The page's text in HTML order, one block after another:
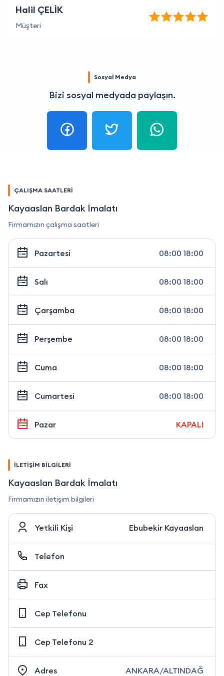
Halil ÇELİK
Müşteri
Sosyal Medya
Bizi sosyal medyada paylaşın.
ÇALIŞMA SAATLERİ
Kayaaslan Bardak İmalatı
Firmamızın çalışma saatleri
Pazartesi 08:00 18:00
Salı 08:00 18:00
Çarşamba 08:00 18:00
Perşembe 08:00 18:00
Cuma 08:00 18:00
Cumartesi 08:00 18:00
Pazar KAPALI
İLETİŞİM BİLGİLERİ
Kayaaslan Bardak İmalatı
Firmamızın iletişim bilgileri
Yetkili Kişi Ebubekir Kayaaslan
Telefon
Fax
Cep Telefonu
Cep Telefonu 2
Adres ANKARA/ALTINDAĞ